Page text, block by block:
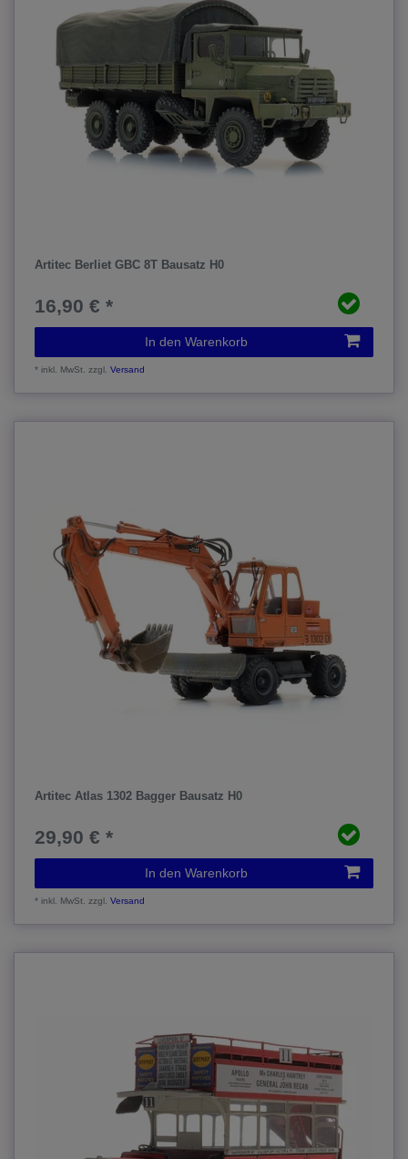
Artitec Berliet GBC 8T Bausatz H0
16,90 € *
In den Warenkorb
*inkl. MwSt. zzgl.Versand
Artitec Atlas 1302 Bagger Bausatz H0
29,90 € *
In den Warenkorb
*inkl. MwSt. zzgl.Versand